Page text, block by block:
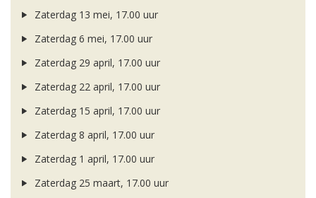
Zaterdag 13 mei, 17.00 uur
Zaterdag 6 mei, 17.00 uur
Zaterdag 29 april, 17.00 uur
Zaterdag 22 april, 17.00 uur
Zaterdag 15 april, 17.00 uur
Zaterdag 8 april, 17.00 uur
Zaterdag 1 april, 17.00 uur
Zaterdag 25 maart, 17.00 uur